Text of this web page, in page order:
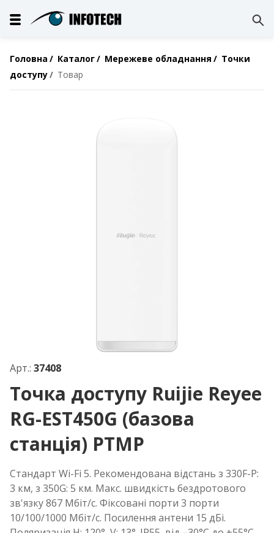
Головна Каталог Мережеве обладнання
Точки
доступу
Товар
Арт.: 37408
Точка доступу Ruijie Reyee
RG-EST450G (базова
станція) PTMP
Стандарт Wi-Fi 5. Рекомендована відстань з 330F-P:
3 км, з 350G: 5 км. Макс. швидкість бездротового
зв'язку 867 Мбіт/с. Фіксовані порти 3 порти
10/100/1000 Мбіт/с. Посилення антени 15 дБі.